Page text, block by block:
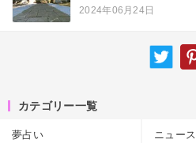
2024年06月24日
カテゴリー一覧
夢占い ニュース